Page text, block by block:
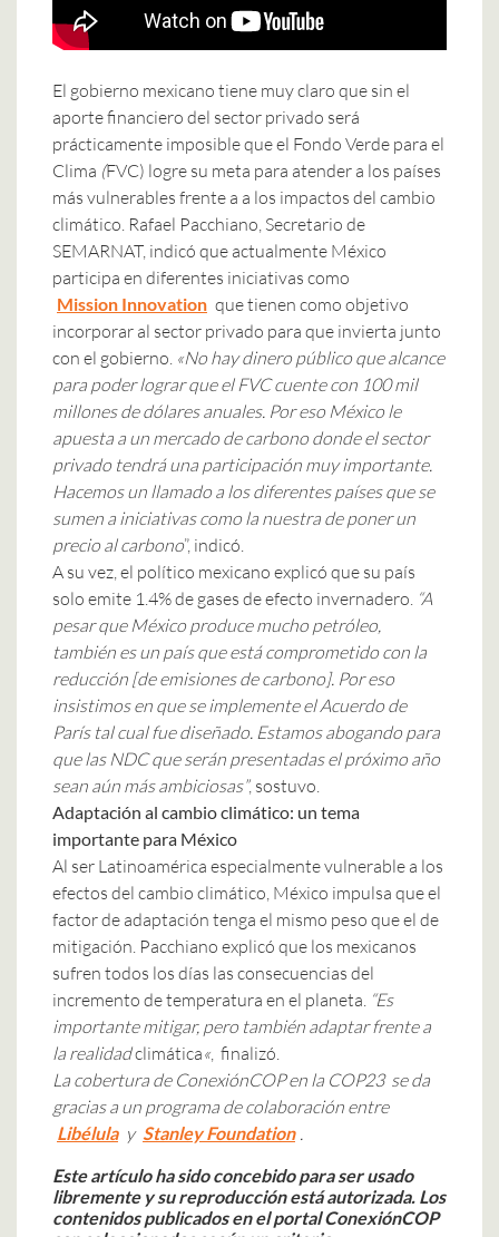
El gobierno mexicano tiene muy claro que sin el
aporte financiero del sector privado será
prácticamente imposible que el Fondo Verde para el
Clima (FVC) logre su meta para atender a los países
más vulnerables frente a a los impactos del cambio
climático. Rafael Pacchiano, Secretario de
SEMARNAT, indicó que actualmente México
participa en diferentes iniciativas como
Mission Innovation que tienen como objetivo
incorporar al sector privado para que invierta junto
con el gobierno. «No hay dinero público que alcance
para poder lograr que el FVC cuente con 100 mil
millones de dólares anuales. Por eso México le
apuesta a un mercado de carbono donde el sector
privado tendrá una participación muy importante.
Hacemos un llamado a los diferentes países que se
sumen a iniciativas como la nuestra de poner un
precio al carbono”, indicó.
A su vez, el político mexicano explicó que su país
solo emite 1.4% de gases de efecto invernadero. “A
pesar que México produce mucho petróleo,
también es un país que está comprometido con la
reducción [de emisiones de carbono]. Por eso
insistimos en que se implemente el Acuerdo de
París tal cual fue diseñado. Estamos abogando para
que las NDC que serán presentadas el próximo año
sean aún más ambiciosas”, sostuvo.
Adaptación al cambio climático: un tema
importante para México
Al ser Latinoamérica especialmente vulnerable a los
efectos del cambio climático, México impulsa que el
factor de adaptación tenga el mismo peso que el de
mitigación. Pacchiano explicó que los mexicanos
sufren todos los días las consecuencias del
incremento de temperatura en el planeta. “Es
importante mitigar, pero también adaptar frente a
la realidadclimática«, finalizó.
La cobertura de ConexiónCOP en la COP23 se da
gracias a un programa de colaboración entre
Libélula y Stanley Foundation .
Este artículo ha sido concebido para ser usado
libremente y su reproducción está autorizada. Los
contenidos publicados en el portal ConexiónCOP